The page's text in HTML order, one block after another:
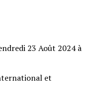
23 Août 2024 à
et